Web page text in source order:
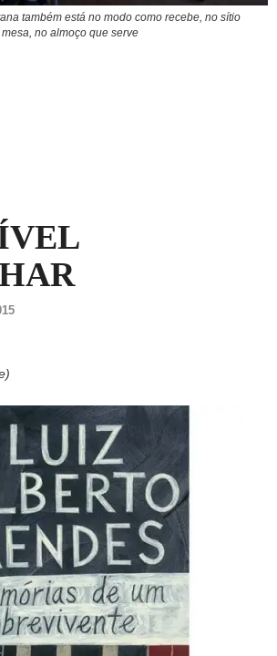
também está no modo como recebe, no sítio
no almoço que serve